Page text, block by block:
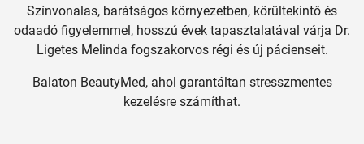
Színvonalas, barátságos környezetben, körültekintő és
odaadó figyelemmel, hosszú évek tapasztalatával várja Dr.
Ligetes Melinda fogszakorvos régi és új pácienseit.
Balaton BeautyMed, ahol garantáltan stresszmentes
kezelésre számíthat.